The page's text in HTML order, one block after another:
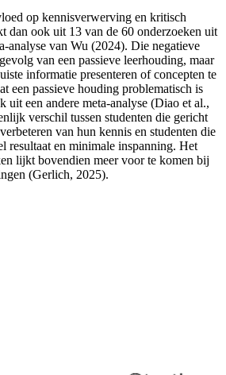
op kennisverwerving en kritisch
dan ook uit 13 van de 60 onderzoeken uit
analyse van Wu (2024). Die negatieve
van een passieve leerhouding, maar
informatie presenteren of concepten te
een passieve houding problematisch is
een andere meta-analyse (Diao et al.,
verschil tussen studenten die gericht
van hun kennis en studenten die
resultaat en minimale inspanning. Het
lijkt bovendien meer voor te komen bij
(Gerlich, 2025).